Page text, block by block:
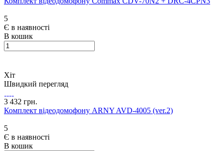
5
Є в наявності
В кошик
Хіт
Швидкий перегляд
3 432 грн.
Комплект відеодомофону ARNY AVD-4005 (ver.2)
5
Є в наявності
В кошик